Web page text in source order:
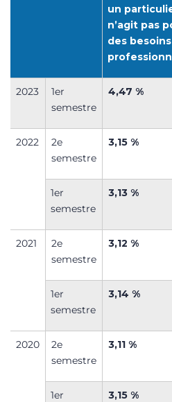
un
n’agit pas
des besoins
2023 1er
semestre
4,47 %
2022 2e
semestre
3,15 %
1er
semestre
3,13 %
2021 2e
semestre
3,12 %
1er
semestre
3,14 %
2020 2e
semestre
3,11 %
1er
3,15 %